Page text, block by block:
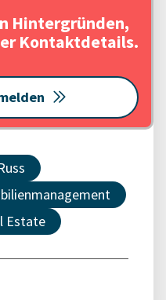
Hintergründen,
Kontaktdetails.
Estate